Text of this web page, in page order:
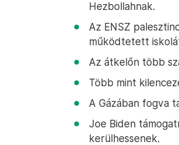
Hezbollahnak.
Az ENSZ
működtetett
Az átkelőn több
Több mint
A Gázában fogva
Joe Biden
kerülhessenek.